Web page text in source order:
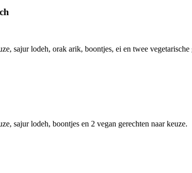
sajur lodeh, orak arik, boontjes, ei en twee vegetarische
sajur lodeh, boontjes en 2 vegan gerechten naar keuze.